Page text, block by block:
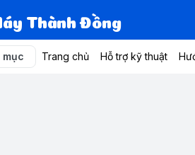
Thành Đồng
mục Trang chủ Hỗ trợ kỹ thuật